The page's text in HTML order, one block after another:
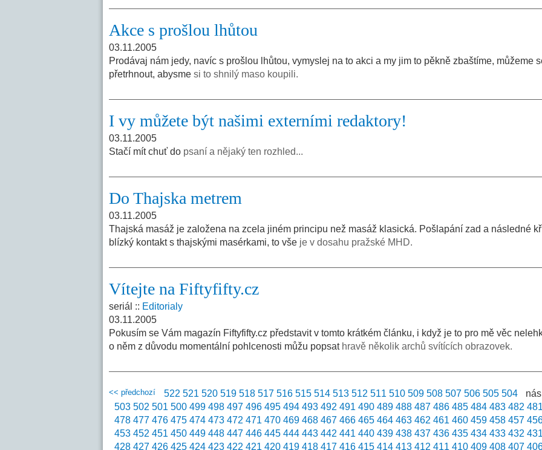
Akce s prošlou lhůtou
03.11.2005
Prodávaj nám jedy, navíc s prošlou lhůtou, vymyslej na to akci a my jim to pěkně zbaštíme, můžeme
přetrhnout, abysme si to shnilý maso koupili.
I vy můžete být našimi externími redaktory!
03.11.2005
Stačí mít chuť do psaní a nějaký ten rozhled...
Do Thajska metrem
03.11.2005
Thajská masáž je založena na zcela jiném principu než masáž klasická. Pošlapání zad a následné
blízký kontakt s thajskými masérkami, to vše je v dosahu pražské MHD.
Vítejte na Fiftyfifty.cz
seriál :: Editorialy
03.11.2005
Pokusím se Vám magazín Fiftyfifty.cz představit v tomto krátkém článku, i když je to pro mě věc
o něm z důvodu momentální pohlcenosti můžu popsat hravě několik archů svítících obrazovek.
<< předchozí 522 521 520 519 518 517 516 515 514 513 512 511 510 509 508 507 506 505 504
503 502 501 500 499 498 497 496 495 494 493 492 491 490 489 488 487 486 485 484 483 482
478 477 476 475 474 473 472 471 470 469 468 467 466 465 464 463 462 461 460 459 458 457
453 452 451 450 449 448 447 446 445 444 443 442 441 440 439 438 437 436 435 434 433 432
428 427 426 425 424 423 422 421 420 419 418 417 416 415 414 413 412 411 410 409 408 407